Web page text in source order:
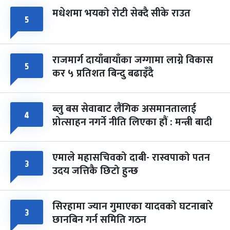
५ मधेशमा भयको रोटी सेक्दै सीके राउत
५ राजमार्ग दायाँबायाँका जग्गामा लाग्ने विकास
कर ५ प्रतिशत बिन्दु बढाइँदै
४ ब्लु बस सेवाबाट लैंगिक असमानतालाई
प्रोत्साहन नगर्ने नीति लिएका हौं : मन्त्री बादी
३ एमाले महासचिवको दाबी- रास्वपाको पतन
उदय जत्तिकै छिटो हुन्छ
३ सिरहामा ज्यान गुमाएका यादवको घटनाबारे
छानबिन गर्न समिति गठन